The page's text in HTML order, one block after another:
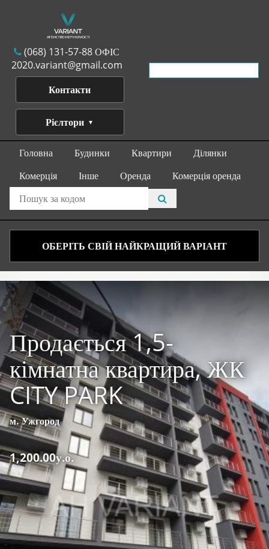
(068) 131-57-88 ОФІС
2020.variant@gmail.com
Контакти
Рієлтори
Головна Будинки Квартири
Ділянки
Комерція
Інше Оренда Комерція оренда
ОБЕРІТЬ СВІЙ НАЙКРАЩИЙ ВАРІАНТ
Продається 1,5-
кімнатна квартира, ЖК
CITY PARK
м. Ужгород
1,200.00у.о.